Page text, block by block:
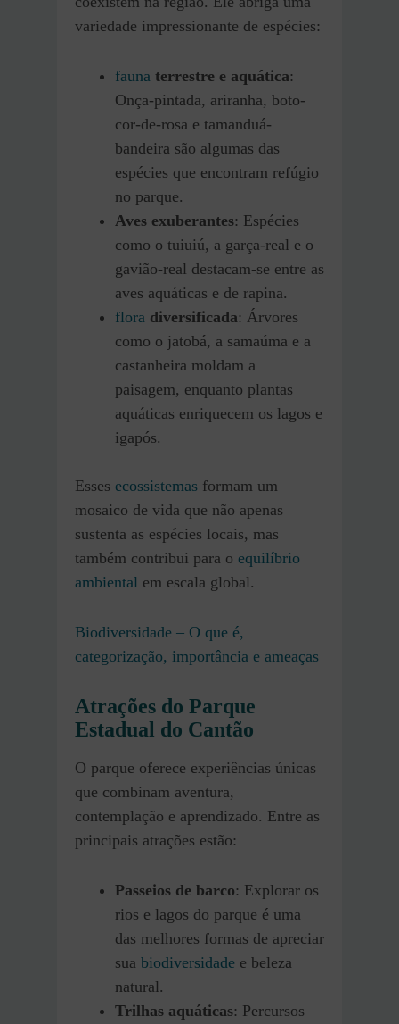
variedade impressionante de espécies:
fauna terrestre e aquática:
Onça-pintada, ariranha, boto-
cor-de-rosa e tamanduá-
bandeira são algumas das
espécies que encontram refúgio
no parque.
Aves exuberantes: Espécies
como o tuiuiú, a garça-real e o
gavião-real destacam-se entre as
aves aquáticas e de rapina.
flora diversificada: Árvores
como o jatobá, a samaúma e a
castanheira moldam a
paisagem, enquanto plantas
aquáticas enriquecem os lagos e
igapós.
Esses ecossistemas formam um
mosaico de vida que não apenas
sustenta as espécies locais, mas
também contribui para o equilíbrio
ambiental em escala global.
Biodiversidade – O que é,
categorização, importância e ameaças
Atrações do Parque
Estadual do Cantão
O parque oferece experiências únicas
que combinam aventura,
contemplação e aprendizado. Entre as
principais atrações estão:
Passeios de barco: Explorar os
rios e lagos do parque é uma
das melhores formas de apreciar
sua biodiversidade e beleza
natural.
Trilhas aquáticas: Percursos